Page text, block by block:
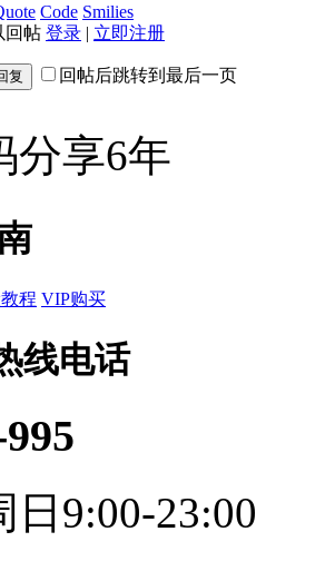
Code Smilies
回帖 登录 | 立即注册
复 回帖后跳转到最后一页
分享6年
程 VIP购买
线电话
日9:00-23:00